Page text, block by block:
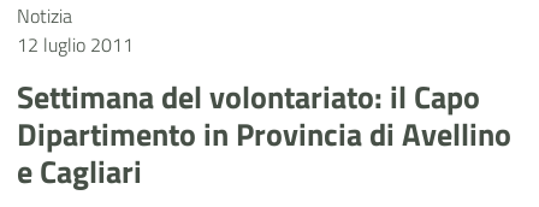
Notizia
12 luglio 2011
Settimana del volontariato: il Capo
Dipartimento in Provincia di Avellino
e Cagliari